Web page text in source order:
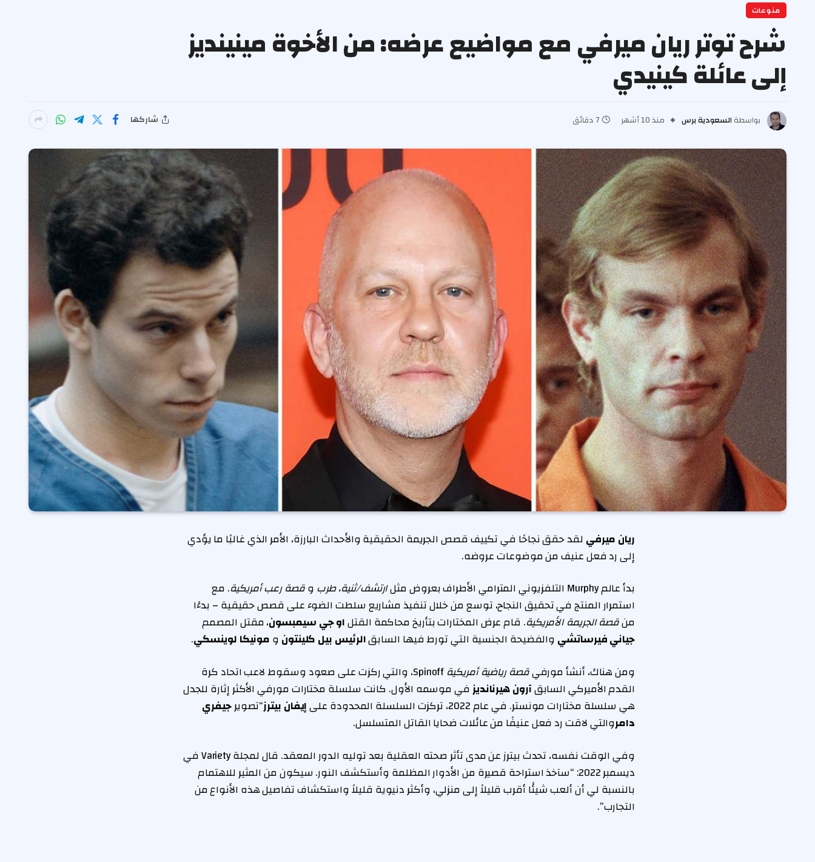
منوعات
شرح توتر ريان ميرفي مع مواضيع عرضه: من الأخوة مينينديز
إلى عائلة كينيدي
بواسطة السعودية برس منذ 10 أشهر 7 دقائق شاركها
ريان ميرفي لقد حقق نجاحًا في تكييف قصص الجريمة الحقيقية والأحداث البارزة، الأمر الذي غالبًا ما يؤدي
إلى رد فعل عنيف من موضوعات عروضه.
بدأ عالم Murphy التلفزيوني المترامي الأطراف بعروض مثل
ارتشف/ثنية، طرب وقصة رعب أمريكية. مع
استمرار المنتج في تحقيق النجاح، توسع من خلال تنفيذ مشاريع سلطت الضوء على قصص حقيقية – بدءًا
منقصة الجريمة الأمريكية. قام عرض المختارات بتأريخ محاكمة القتلاو جي سيمبسون، مقتل المصمم
جياني فيرساتشي والفضيحة الجنسية التي تورط فيها السابقالرئيس بيل كلينتون و مونيكا لوينسكي.
ومن هناك، أنشأ مورفيقصة رياضية أمريكية
Spinoff، والتي ركزت على صعود وسقوط لاعب اتحاد كرة
القدم الأميركي السابقآرون هيرنانديز في موسمه الأول. كانت سلسلة مختارات مورفي الأكثر إثارة للجدل
هي سلسلة مختارات مونستر. في عام 2022، تركزت السلسلة المحدودة على
إيفان بيترز“تصويرجيفري
دامروالتي لاقت رد فعل عنيفًا من عائلات ضحايا القاتل المتسلسل.
وفي الوقت نفسه، تحدث بيترز عن مدى تأثر صحته العقلية بعد توليه الدور المعقد. قال لمجلة Variety في
ديسمبر 2022: “سآخذ استراحة قصيرة من الأدوار المظلمة وأستكشف النور. سيكون من المثير للاهتمام
بالنسبة لي أن ألعب شيئًا أقرب قليلاً إلى منزلي، وأكثر دنيوية قليلاً واستكشاف تفاصيل هذه الأنواع من
التجارب”.